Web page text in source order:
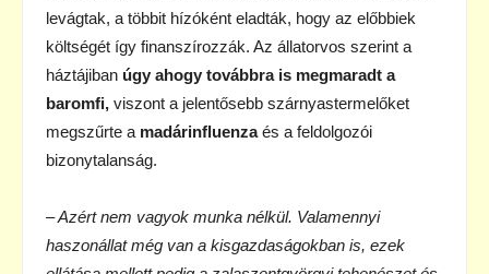
levágtak, a többit hízóként eladták, hogy az előbbiek
költségét így finanszírozzák. Az állatorvos szerint a
háztájiban úgy ahogy továbbra is megmaradt a
baromfi, viszont a jelentősebb szárnyastermelőket
megszűrte a madárinfluenzaés a feldolgozói
bizonytalanság.
– Azért nem vagyok munka nélkül. Valamennyi
haszonállat még van a kisgazdaságokban is, ezek